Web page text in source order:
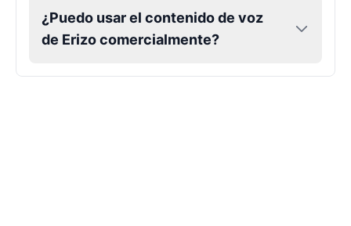
¿Puedo usar el contenido de voz
de Erizo comercialmente?